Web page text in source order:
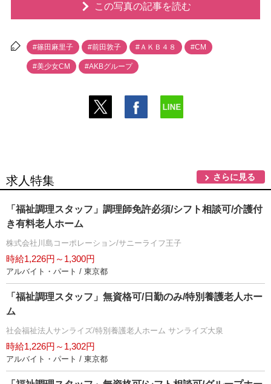
この写真の記事を読む
#篠田麻里子 #前田敦子 #ＡＫＢ４８ #CM
#美少女CM #AKBグループ
求人特集 さらに見る
「福祉調理スタッフ」調理師免許必須/シフト相談可/介護付
き有料老人ホーム
株式会社川島コーポレーション/サニーライフ王子
時給1,226円～1,300円
アルバイト・パート / 東京都
「福祉調理スタッフ」無資格可/日勤のみ/特別養護老人ホー
ム
社会福祉法人サンライズ/特別養護老人ホーム サンライズ大泉
時給1,226円～1,302円
アルバイト・パート / 東京都